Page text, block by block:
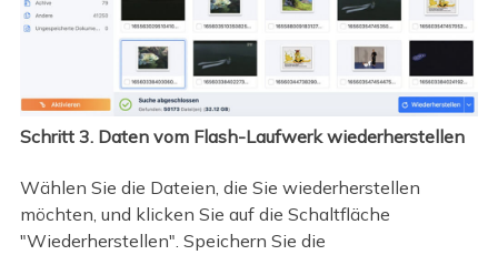
Schritt 3. Daten vom Flash-Laufwerk wiederherstellen
Wählen Sie die Dateien, die Sie wiederherstellen
möchten, und klicken Sie auf die Schaltfläche
"Wiederherstellen". Speichern Sie die